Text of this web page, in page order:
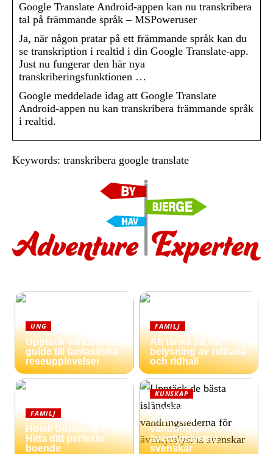
Google Translate Android-appen kan nu transkribera
tal på främmande språk – MSPoweruser
Ja, när någon pratar på ett främmande språk kan du
se transkription i realtid i din Google Translate-app.
Just nu fungerar den här nya
transkriberingsfunktionen …
Google meddelade idag att Google Translate
Android-appen nu kan transkribera främmande språk
i realtid.
Keywords: transkribera google translate
UNG
Upptäck världen: En
guide till fantastiska
reseupplevelser
FAMILJ
Att tänka på vid
belysning av ridbana
och ridhall
FAMILJ
Hotell Göteborg –
Hitta ditt perfekta
boende
KUNSKAP
Upptäck de bästa
isländska
vandringslederna för
äventyrslystna
svenskar